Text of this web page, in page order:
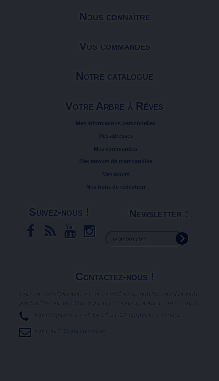
Nous connaître
Vos commandes
Notre catalogue
Votre Arbre à Rêves
Mes informations personnelles
Mes adresses
Mes commandes
Mes retours de marchandise
Mes avoirs
Mes bons de réduction
Suivez-nous ! Newsletter :
Contactez-nous !
Pour un renseignement ou un conseil personnalisé, une demande
particulière ou une idée à partager, nous sommes à votre écoute.
par téléphone au
07.64.07.81.25 (appel non surtaxé).
par email Contactez-nous